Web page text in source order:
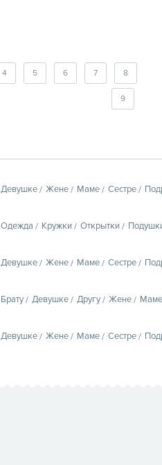
4 5 6 7 8
9
Девушке Жене Маме Сестре
Одежда Кружки Открытки
Девушке Жене Маме Сестре
Брату Девушке Другу Жене Маме
Девушке Жене Маме Сестре